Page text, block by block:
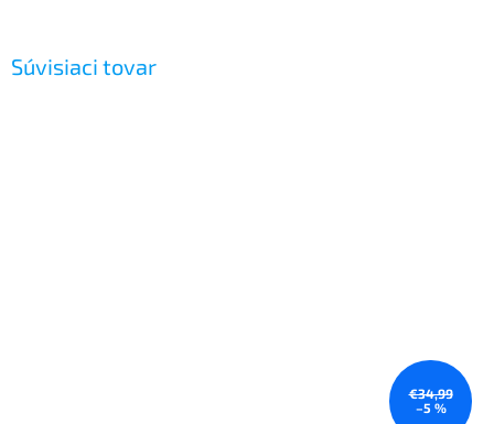
Súvisiaci tovar
€34,99
–5 %